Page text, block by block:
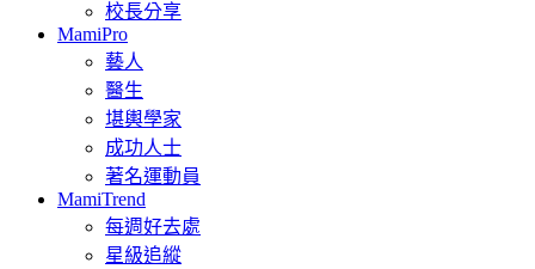
校長分享
MamiPro
藝人
醫生
堪輿學家
成功人士
著名運動員
MamiTrend
每週好去處
星級追縱